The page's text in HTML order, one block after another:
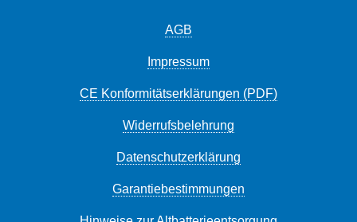
AGB
Impressum
CE Konformitätserklärungen (PDF)
Widerrufsbelehrung
Datenschutzerklärung
Garantiebestimmungen